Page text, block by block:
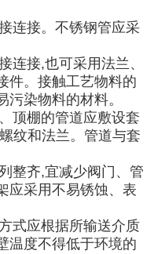
连接。不锈钢管应采
连接,也可采用法兰、
件。接触工艺物料的
染物料的材料。
顶棚的管道应敷设套
纹和法兰。管道与套
整齐,宜减少阀门、管
应采用不易锈蚀、表
式应根据所输送介质
温度不得低于环境的